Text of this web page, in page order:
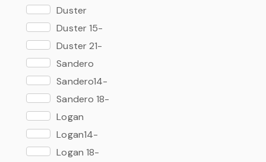
Duster
Duster 15-
Duster 21-
Sandero
Sandero14-
Sandero 18-
Logan
Logan14-
Logan 18-